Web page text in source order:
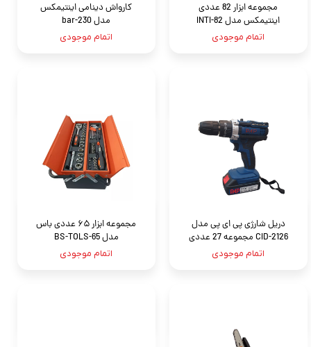
مجموعه ابزار 82 عددی
اینتیمکس مدل INTI-82
اتمام موجودی
کارواش دینامی اینتیمکس
مدل 230-bar
اتمام موجودی
دریل شارژی پی ای پی مدل
CID-2126 مجموعه 27 عددی
اتمام موجودی
مجموعه ابزار ۶۵ عددی باس
مدل BS-TOLS-65
اتمام موجودی